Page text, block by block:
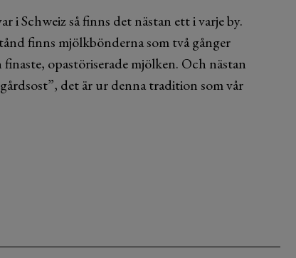
i Schweiz så finns det nästan ett i varje by.
finns mjölkbönderna som två gånger
opastöriserade mjölken. Och nästan
det är ur denna tradition som vår